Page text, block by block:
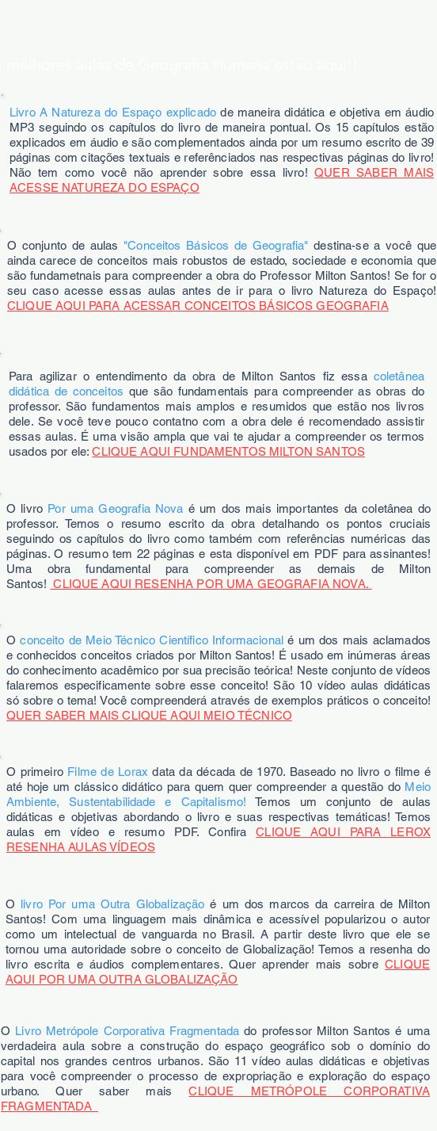
Livro A Natureza do Espaço explicado de maneira didática e objetiva em áudio
MP3 seguindo os capítulos do livro de maneira pontual. Os 15 capítulos estão
explicados em áudio e são complementados ainda por um resumo escrito de 39
páginas com citações textuais e referênciados nas respectivas páginas do livro!
Não tem como você não aprender sobre essa livro!QUER SABER MAIS
ACESSE NATUREZA DO ESPAÇO
O conjunto de aulas "Conceitos Básicos de Geografia" destina-se a você que
ainda carece de conceitos mais robustos de estado, sociedade e economia que
são fundametnais para compreender a obra do Professor Milton Santos! Se for o
seu caso acesse essas aulas antes de ir para o livro Natureza do Espaço!
CLIQUE AQUI PARA ACESSAR CONCEITOS BÁSICOS GEOGRAFIA
Para agilizar o entendimento da obra de Milton Santos fiz essa coletânea
didática de conceitos que são fundamentais para compreender as obras do
professor. São fundamentos mais amplos e resumidos que estão nos livros
dele. Se você teve pouco contatno com a obra dele é recomendado assistir
essas aulas. É uma visão ampla que vai te ajudar a compreender os termos
usados por ele: CLIQUE AQUI FUNDAMENTOS MILTON SANTOS
O livro Por uma Geografia Nova é um dos mais importantes da coletânea do
professor. Temos o resumo escrito da obra detalhando os pontos cruciais
seguindo os capítulos do livro como também com referências numéricas das
páginas. O resumo tem 22 páginas e esta disponível em PDF para assinantes!
Uma obra fundamental para compreender as demais de Milton
Santos! CLIQUE AQUI RESENHA POR UMA GEOGRAFIA NOVA.
O conceito de Meio Técnico Científico Informacional é um dos mais aclamados
e conhecidos conceitos criados por Milton Santos! É usado em inúmeras áreas
do conhecimento acadêmico por sua precisão teórica! Neste conjunto de vídeos
falaremos especificamente sobre esse conceito! São 10 vídeo aulas didáticas
só sobre o tema! Você compreenderá através de exemplos práticos o conceito!
QUER SABER MAIS CLIQUE AQUI MEIO TÉCNICO
O primeiro Filme de Loraxdata da década de 1970. Baseado no livro o filme é
até hoje um clássico didático para quem quer compreender a questão do Meio
Ambiente, Sustentabilidade e Capitalismo!Temos um conjunto de aulas
didáticas e objetivas abordando o livro e suas respectivas temáticas! Temos
aulas em vídeo e resumo PDF. ConfiraCLIQUE AQUI PARA LEROX
RESENHA AULAS VÍDEOS
O livro Por uma Outra Globalização é um dos marcos da carreira de Milton
Santos! Com uma linguagem mais dinâmica e acessível popularizou o autor
como um intelectual de vanguarda no Brasil. A partir deste livro que ele se
tornou uma autoridade sobre o conceito de Globalização! Temos a resenha do
livro escrita e áudios complementares. Quer aprender mais sobreCLIQUE
AQUI POR UMA OUTRA GLOBALIZAÇÃO
O Livro Metrópole Corporativa Fragmentadado professor Milton Santos é uma
verdadeira aula sobre a construção do espaço geográfico sob o domínio do
capital nos grandes centros urbanos. São 11 vídeo aulas didáticas e objetivas
para você compreender o processo de expropriação e exploração do espaço
urbano. Quer saber maisCLIQUE METRÓPOLE CORPORATIVA
FRAGMENTADA